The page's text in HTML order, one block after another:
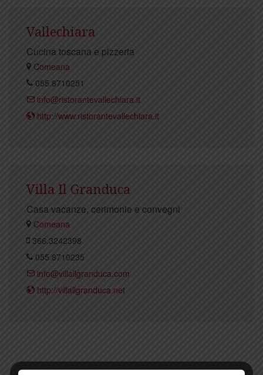
Vallechiara
Cucina toscana e pizzeria
Comeana
055.8710251
info@ristorantevallechiara.it
http://www.ristorantevallechiara.it
Villa Il Granduca
Casa vacanze, cerimonie e convegni
Comeana
366.3242398
055.8710235
info@villailgranduca.com
http://villailgranduca.net